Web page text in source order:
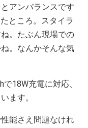
アンバランスです
ところ。スタイラ
。たぶん現場での
。なんかそんな気
18W充電に対応、
ます。
能さえ問題なけれ